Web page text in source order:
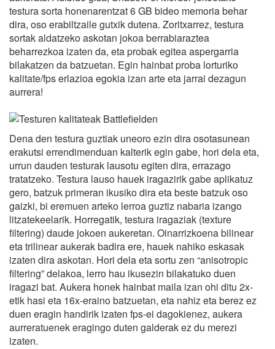
testura sorta honenarentzat 6 GB bideo memoria behar
dira, oso erabiltzaile gutxik dutena. Zoritxarrez, testura
sortak aldatzeko askotan jokoa berrabiaraztea
beharrezkoa izaten da, eta probak egitea aspergarria
bilakatzen da batzuetan. Egin hainbat proba lorturiko
kalitate/fps erlazioa egokia izan arte eta jarrai dezagun
aurrera!
Dena den testura guztiak uneoro ezin dira osotasunean
erakutsi errendimenduan kalterik egin gabe, hori dela eta,
urrun dauden testurak lausotu egiten dira, errazago
tratatzeko. Testura lauso hauek iragazirik gabe aplikatuz
gero, batzuk primeran ikusiko dira eta beste batzuk oso
gaizki, bi eremuen arteko lerroa guztiz nabaria izango
litzatekeelarik. Horregatik, testura iragaziak (texture
filtering) daude jokoen aukeretan. Oinarrizkoena bilinear
eta trilinear aukerak badira ere, hauek nahiko eskasak
izaten dira askotan. Hori dela eta sortu zen “anisotropic
filtering” delakoa, lerro hau ikusezin bilakatuko duen
iragazi bat. Aukera honek hainbat maila izan ohi ditu 2x-
etik hasi eta 16x-eraino batzuetan, eta nahiz eta berez ez
duen eragin handirik izaten fps-ei dagokienez, aukera
aurreratuenek eragingo duten galderak ez du merezi
izaten.